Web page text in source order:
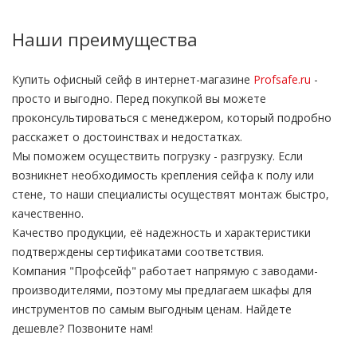
Наши преимущества
Купить офисный сейф в интернет-магазине Profsafe.ru -
просто и выгодно. Перед покупкой вы можете
проконсультироваться с менеджером, который подробно
расскажет о достоинствах и недостатках.
Мы поможем осуществить погрузку - разгрузку. Если
возникнет необходимость крепления сейфа к полу или
стене, то наши специалисты осуществят монтаж быстро,
качественно.
Качество продукции, её надежность и характеристики
подтверждены сертификатами соответствия.
Компания "Профсейф" работает напрямую с заводами-
производителями, поэтому мы предлагаем шкафы для
инструментов по самым выгодным ценам. Найдете
дешевле? Позвоните нам!